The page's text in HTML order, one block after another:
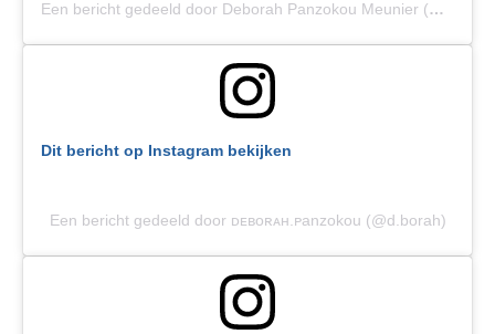
Een bericht gedeeld door Deborah Panzokou Meunier (@d.borah)
Dit bericht op Instagram bekijken
Een bericht gedeeld door ᴅᴇʙᴏʀᴀʜ.ᴘanzokou (@d.borah)